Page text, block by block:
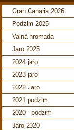
Gran Canaria 2026
Podzim 2025
Valná hromada
Jaro 2025
2024 jaro
2023 jaro
2022 Jaro
2021 podzim
2020 - podzim
Jaro 2020